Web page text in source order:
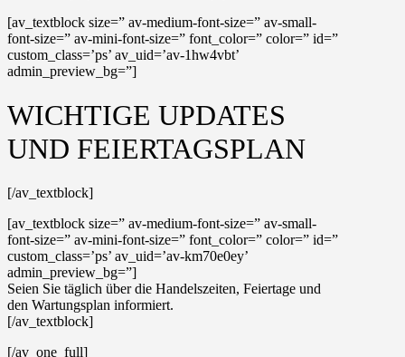
[av_textblock size=” av-medium-font-size=” av-small-
font-size=” av-mini-font-size=” font_color=” color=” id=”
custom_class=’ps’ av_uid=’av-1hw4vbt’
admin_preview_bg=”]
WICHTIGE UPDATES
UND FEIERTAGSPLAN
[/av_textblock]
[av_textblock size=” av-medium-font-size=” av-small-
font-size=” av-mini-font-size=” font_color=” color=” id=”
custom_class=’ps’ av_uid=’av-km70e0ey’
admin_preview_bg=”]
Seien Sie täglich über die Handelszeiten, Feiertage und
den Wartungsplan informiert.
[/av_textblock]
[/av_one_full]